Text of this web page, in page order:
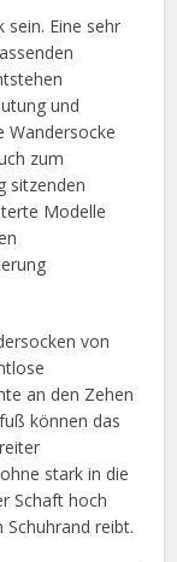
sein. Eine sehr
und
Wandersocke
zum
sitzenden
Modelle
von
an den Zehen
können das
stark in die
Schaft hoch
reibt.